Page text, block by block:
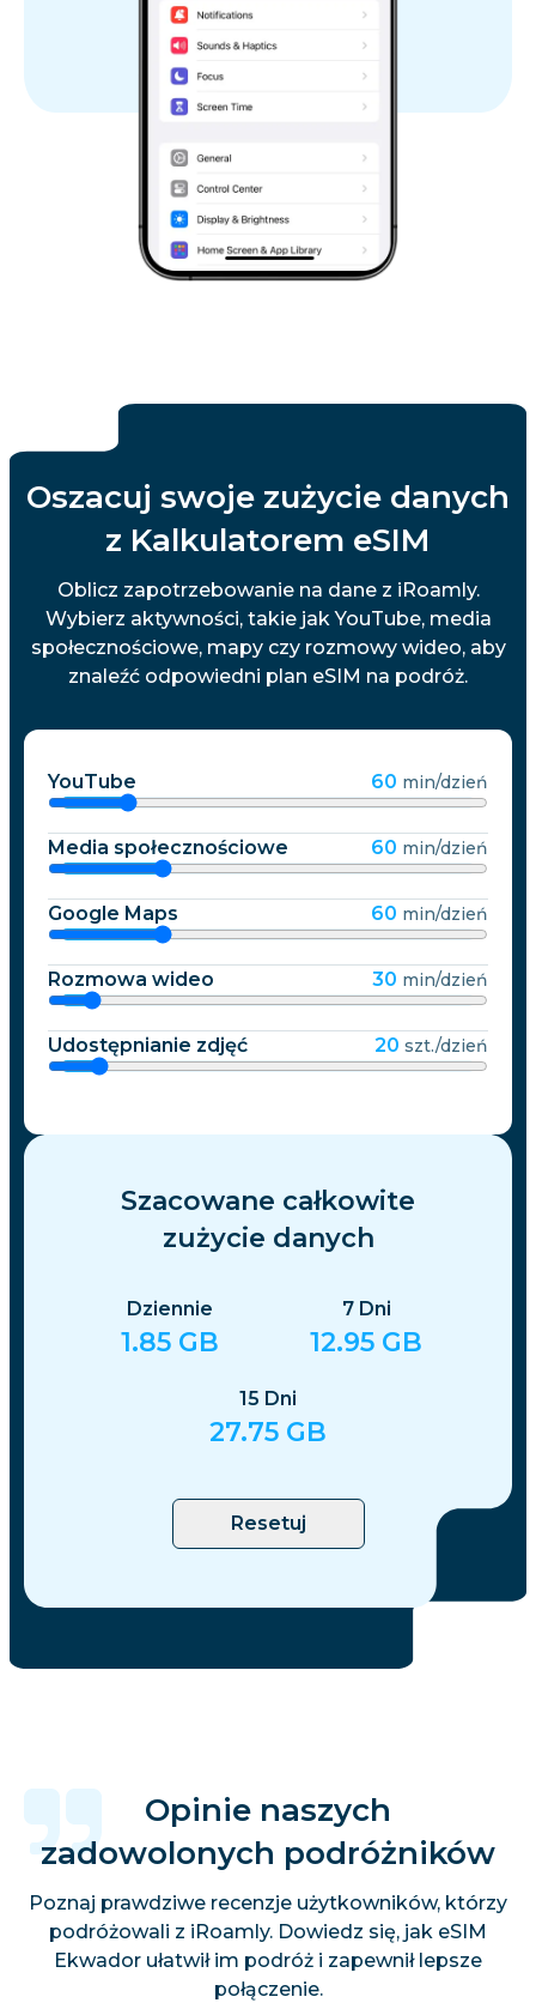
Oszacuj swoje zużycie danych
z Kalkulatorem eSIM
Oblicz zapotrzebowanie na dane z iRoamly.
Wybierz aktywności, takie jak YouTube, media
społecznościowe, mapy czy rozmowy wideo, aby
znaleźć odpowiedni plan eSIM na podróż.
YouTube 60 min/dzień
Media społecznościowe 60 min/dzień
Google Maps 60 min/dzień
Rozmowa wideo 30 min/dzień
Udostępnianie zdjęć 20 szt./dzień
Szacowane całkowite
zużycie danych
Dziennie
1.85 GB
7 Dni
12.95 GB
15 Dni
27.75 GB
Resetuj
Opinie naszych
zadowolonych podróżników
Poznaj prawdziwe recenzje użytkowników, którzy
podróżowali z iRoamly. Dowiedz się, jak eSIM
Ekwador ułatwił im podróż i zapewnił lepsze
połączenie.